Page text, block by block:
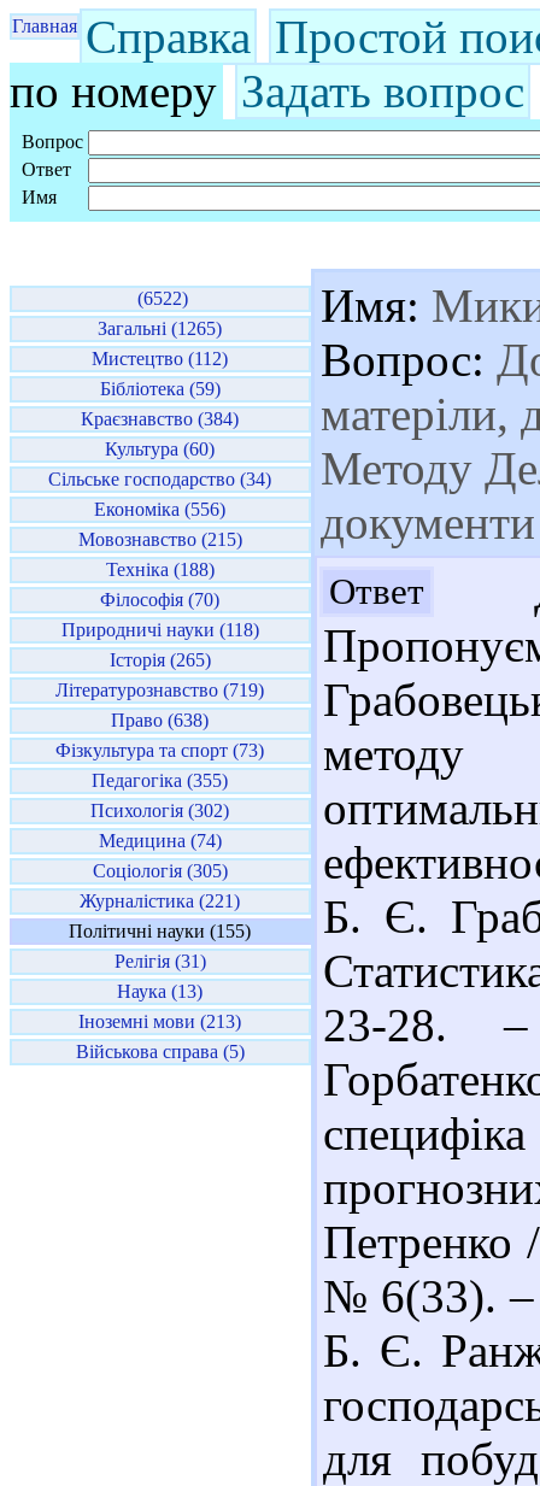
Главная Справка Простой
по номеру Задать вопрос
Вопрос
Ответ
Имя
(6522)
Загальні (1265)
Мистецтво (112)
Бібліотека (59)
Краєзнавство (384)
Культура (60)
Сільське господарство (34)
Економіка (556)
Мовознавство (215)
Техніка (188)
Філософія (70)
Природничі науки (118)
Історія (265)
Літературознавство (719)
Право (638)
Фізкультура та спорт (73)
Педагогіка (355)
Психологія (302)
Медицина (74)
Соціологія (305)
Журналістика (221)
Політичні науки (155)
Релігія (31)
Наука (13)
Іноземні мови (213)
Військова справа (5)
Имя:
Вопрос:
матеріли,
Методу
Ответ
методу
Б. Є.
23-28.
Петренко
№ 6(33). –
Б. Є.
для